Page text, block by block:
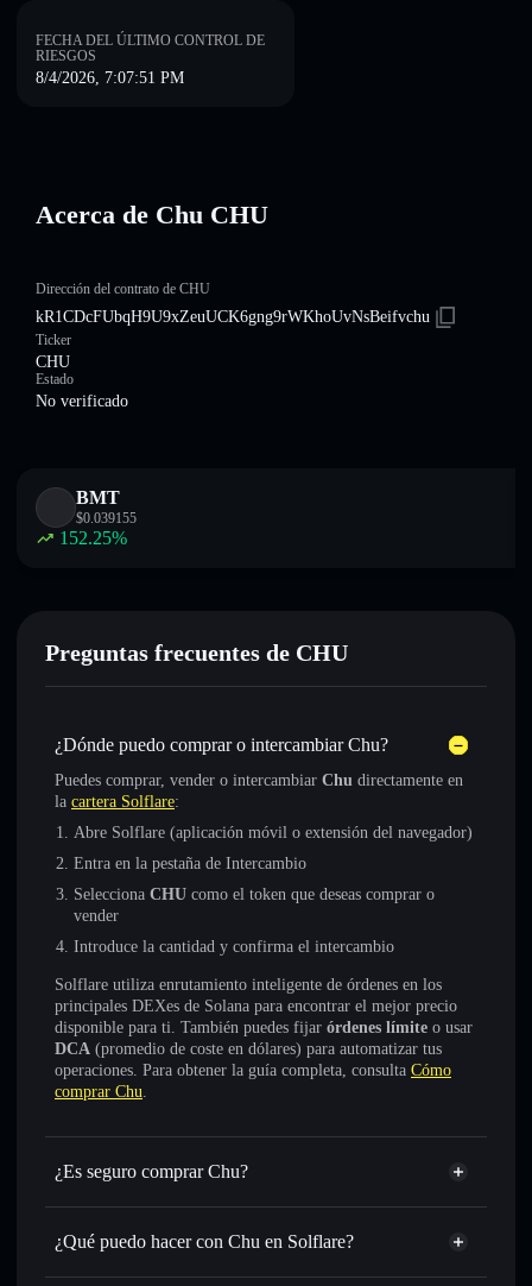
FECHA DEL ÚLTIMO CONTROL DE
RIESGOS
8/4/2026, 7:07:51 PM
Acerca de Chu CHU
Dirección del contrato de CHU
kR1CDcFUbqH9U9xZeuUCK6gng9rWKhoUvNsBeifvchu
Ticker
CHU
Estado
No verificado
BMT
$0.039155
152.25%
Preguntas frecuentes de CHU
¿Dónde puedo comprar o intercambiar Chu?
Puedes comprar, vender o intercambiar Chu directamente en
la cartera Solflare:
Abre Solflare (aplicación móvil o extensión del navegador)
Entra en la pestaña de Intercambio
Selecciona CHU como el token que deseas comprar o
vender
Introduce la cantidad y confirma el intercambio
Solflare utiliza enrutamiento inteligente de órdenes en los
principales DEXes de Solana para encontrar el mejor precio
disponible para ti. También puedes fijar órdenes límite o usar
DCA (promedio de coste en dólares) para automatizar tus
operaciones. Para obtener la guía completa, consulta Cómo
comprar Chu.
¿Es seguro comprar Chu?
Chu no está verificado
¿Qué puedo hacer con Chu en Solflare?
Chu cartera de Solflare